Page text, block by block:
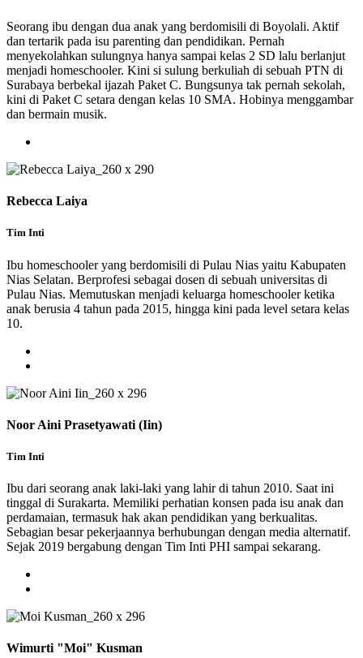
Seorang ibu dengan dua anak yang berdomisili di Boyolali. Aktif
dan tertarik pada isu parenting dan pendidikan. Pernah
menyekolahkan sulungnya hanya sampai kelas 2 SD lalu berlanjut
menjadi homeschooler. Kini si sulung berkuliah di sebuah PTN di
Surabaya berbekal ijazah Paket C. Bungsunya tak pernah sekolah,
kini di Paket C setara dengan kelas 10 SMA. Hobinya menggambar
dan bermain musik.
Rebecca Laiya
Tim Inti
Ibu homeschooler yang berdomisili di Pulau Nias yaitu Kabupaten
Nias Selatan. Berprofesi sebagai dosen di sebuah universitas di
Pulau Nias. Memutuskan menjadi keluarga homeschooler ketika
anak berusia 4 tahun pada 2015, hingga kini pada level setara kelas
10.
Noor Aini Prasetyawati (Iin)
Tim Inti
Ibu dari seorang anak laki-laki yang lahir di tahun 2010. Saat ini
tinggal di Surakarta. Memiliki perhatian konsen pada isu anak dan
perdamaian, termasuk hak akan pendidikan yang berkualitas.
Sebagian besar pekerjaannya berhubungan dengan media alternatif.
Sejak 2019 bergabung dengan Tim Inti PHI sampai sekarang.
Wimurti "Moi" Kusman